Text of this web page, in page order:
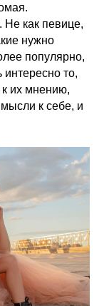
Не как певице,
нужно
популярно,
то,
их мнению,
к себе, и